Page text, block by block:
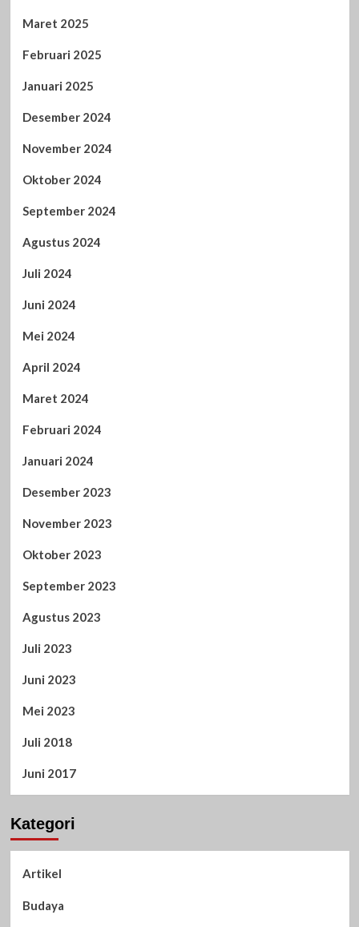
Maret 2025
Februari 2025
Januari 2025
Desember 2024
November 2024
Oktober 2024
September 2024
Agustus 2024
Juli 2024
Juni 2024
Mei 2024
April 2024
Maret 2024
Februari 2024
Januari 2024
Desember 2023
November 2023
Oktober 2023
September 2023
Agustus 2023
Juli 2023
Juni 2023
Mei 2023
Juli 2018
Juni 2017
Kategori
Artikel
Budaya